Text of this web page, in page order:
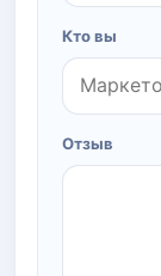
Кто вы
Отзыв